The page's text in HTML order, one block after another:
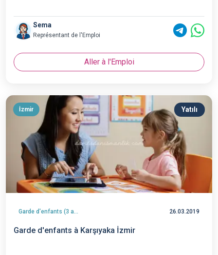
Sema
Représentant de l'Emploi
Aller à l'Emploi
İzmir Yatılı
Garde d'enfants (3 ans et plus) 26.03.2019
Garde d'enfants à Karşıyaka İzmir